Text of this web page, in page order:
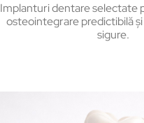
Implanturi dentare selectate
osteointegrare predictibilă
sigure.